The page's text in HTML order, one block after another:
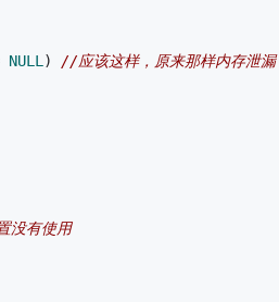
NULL ) //应该这样，原来那样内存泄漏
没有使用